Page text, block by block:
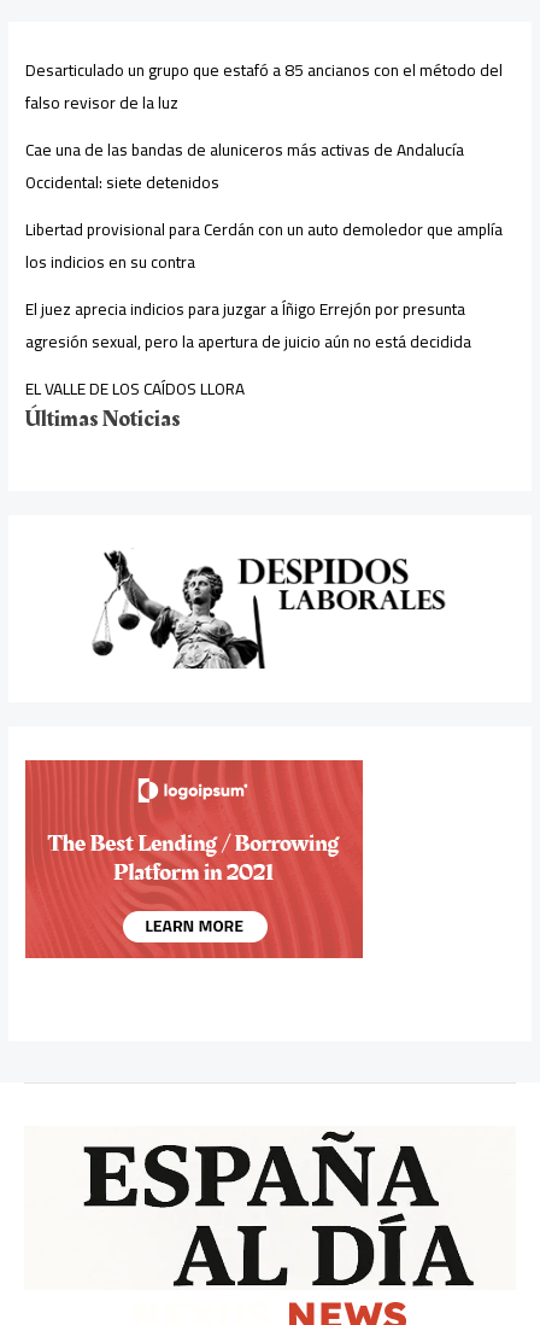
Desarticulado un grupo que estafó a 85 ancianos con el método del
falso revisor de la luz
Cae una de las bandas de aluniceros más activas de Andalucía
Occidental: siete detenidos
Libertad provisional para Cerdán con un auto demoledor que amplía
los indicios en su contra
El juez aprecia indicios para juzgar a Íñigo Errejón por presunta
agresión sexual, pero la apertura de juicio aún no está decidida
EL VALLE DE LOS CAÍDOS LLORA
Últimas Noticias